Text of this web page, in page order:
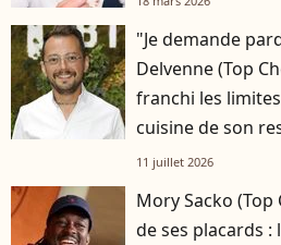
"Je demande
Delvenne (Top
franchi les
cuisine de son
11 juillet 2026
Mory Sacko
de ses placards :